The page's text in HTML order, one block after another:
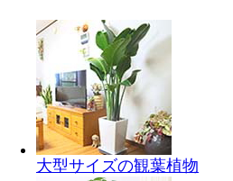
大型サイズの観葉植物